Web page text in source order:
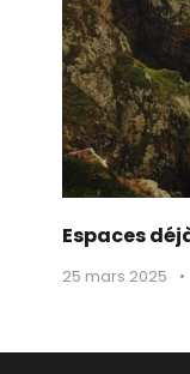
Espaces
25 mars 2025 •